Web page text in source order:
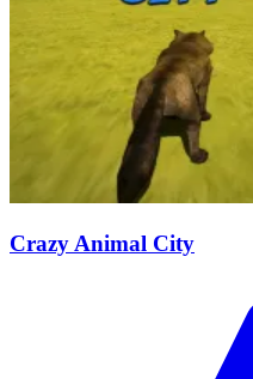
Crazy Animal City